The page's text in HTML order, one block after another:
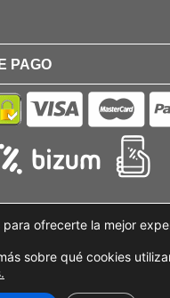
PAGO
ofrecerte la mejor
sobre qué cookies